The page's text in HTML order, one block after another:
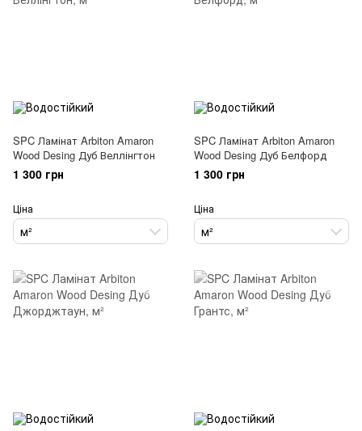
SPC Ламінат Arbiton Amaron
Wood Desing Дуб Веллінгтон
1 300 грн
Ціна
м²
SPC Ламінат Arbiton Amaron
Wood Desing Дуб Белфорд
1 300 грн
Ціна
м²